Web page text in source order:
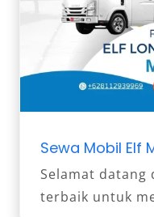
Sewa Mobil Elf
Selamat datang
terbaik untuk